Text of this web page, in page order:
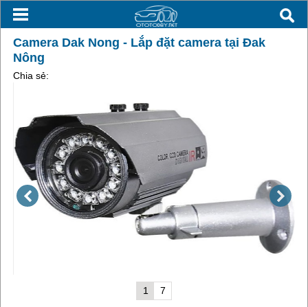
Camera Dak Nong - Lắp đặt camera tại Đak
Nông
Chia sẻ:
1 7